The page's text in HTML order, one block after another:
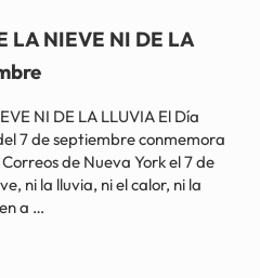
LA NIEVE NI DE LA
NI DE LA LLUVIA El Día
7 de septiembre conmemora
de Nueva York el 7 de
ni la lluvia, ni el calor, ni la
a …
NIEVE NI DE LA LLUVIA – 7 de